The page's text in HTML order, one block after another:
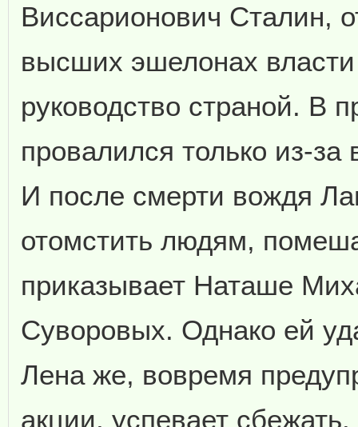
Виссарионович Сталин,
высших эшелонах
руководство страной. В
провалился только из-
И после смерти вождя
отомстить людям,
приказывает Наташе
Суворовых. Однако ей
Лена же, вовремя
акции, успевает